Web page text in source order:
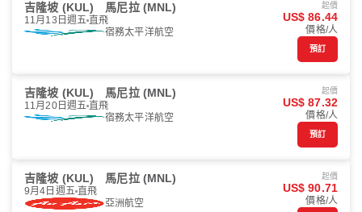
吉隆坡 (KUL) 馬尼拉 (MNL)
11月13日週五 直飛
宿務太平洋航空
起價
US$ 86.44
價格/人
預訂
吉隆坡 (KUL) 馬尼拉 (MNL)
11月20日週五 直飛
宿務太平洋航空
起價
US$ 87.32
價格/人
預訂
吉隆坡 (KUL) 馬尼拉 (MNL)
9月4日週五 直飛
亞洲航空
起價
US$ 90.71
價格/人